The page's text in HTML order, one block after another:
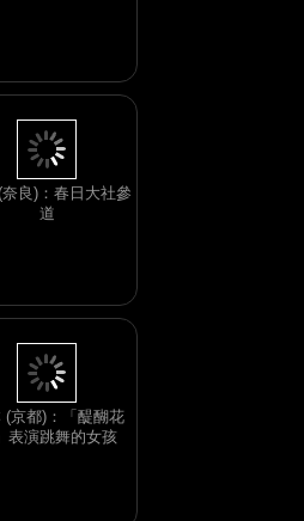
奈良)：春日大社參
道
(京都)：「醍醐花
表演跳舞的女孩